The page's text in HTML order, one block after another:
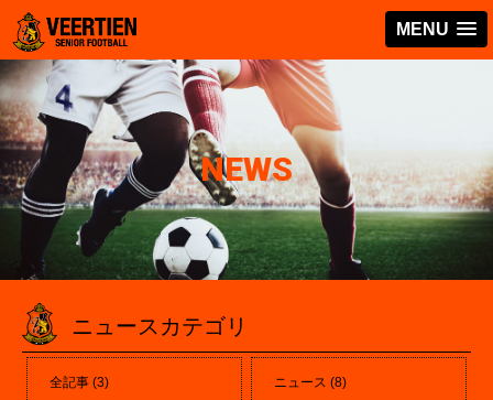
MENU
NEWS
ニュースカテゴリ
全記事 (3) ニュース (8)